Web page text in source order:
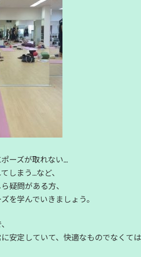
ーズが取れない...
しまう...など、
疑問がある方、
を学んでいきましょう。
に安定していて、快適なものでなくて